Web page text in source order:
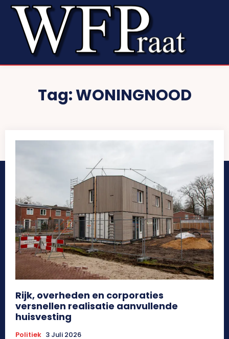
Tag:WONINGNOOD
Rijk, overheden en corporaties
versnellen realisatie aanvullende
huisvesting
Politiek 3 Juli 2026